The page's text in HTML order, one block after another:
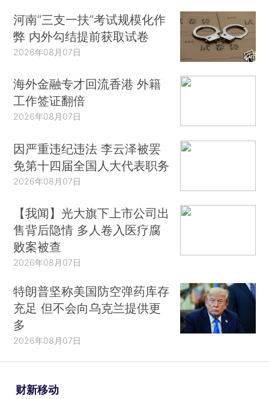
河南“三支一扶”考试规模化作
弊 内外勾结提前获取试卷
2026年08月07日
海外金融专才回流香港 外籍
工作签证翻倍
2026年08月07日
因严重违纪违法 李云泽被罢
免第十四届全国人大代表职务
2026年08月07日
【我闻】光大旗下上市公司出
售背后隐情 多人卷入医疗腐
败案被查
2026年08月07日
特朗普坚称美国防空弹药库存
充足 但不会向乌克兰提供更
多
2026年08月07日
财新移动